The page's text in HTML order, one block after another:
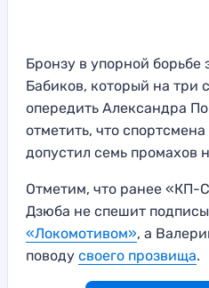
Бронзу в упорной борьбе
Бабиков, который на три
опередить Александра
отметить, что
допустил семь промахов
Отметим, что ранее «КП-
Дзюба не спешит
«Локомотивом», а
поводу своего прозвища.